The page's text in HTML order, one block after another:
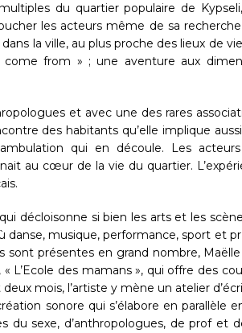
du quartier populaire de
les acteurs même de sa
la ville, au plus proche des lieux de
come from » ; une aventure aux
et avec une des rares
des habitants qu’elle implique
qui en découle. Les
au cœur de la vie du quartier.
décloisonne si bien les arts et les
danse, musique, performance, sport et
sont présentes en grand nombre,
« L’Ecole des mamans », qui offre des
mois, l’artiste y mène un atelier
sonore qui s’élabore en parallèle
du sexe, d’anthropologues, de prof et